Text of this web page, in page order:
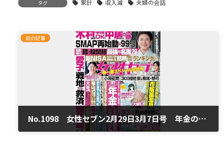
タグ 家計 収入減 夫婦の会話
前の記事
No.1098 女性セブン2月29日3月7日号 年金の受け取り